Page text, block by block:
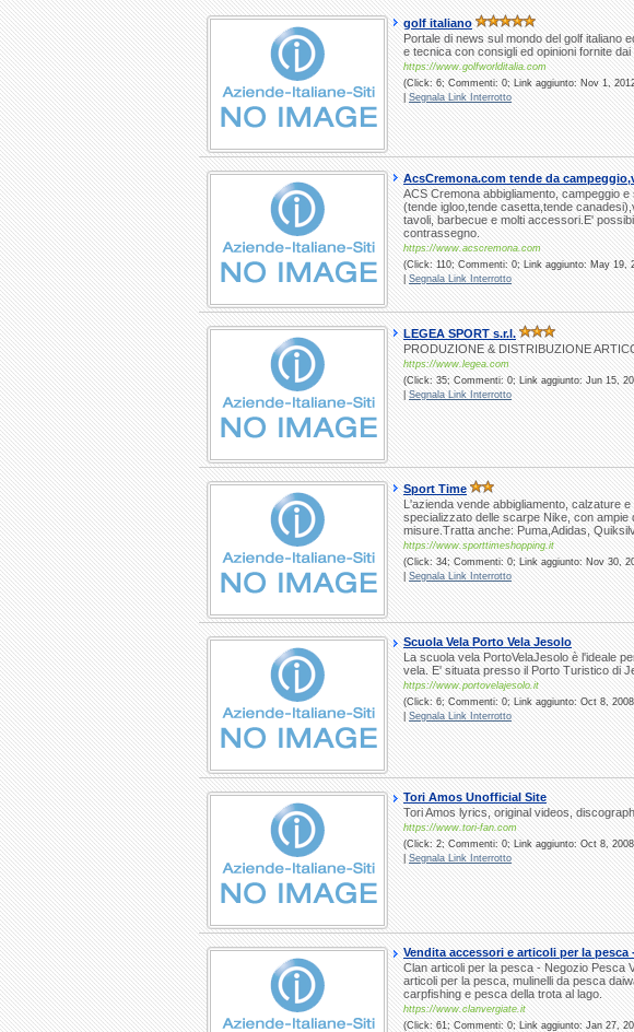
golf italiano
Portale di news sul mondo del golf italiano
e tecnica con consigli ed opinioni fornite
https://www.golfworlditalia.com
(Click: 6; Commenti: 0; Link aggiunto: Nov 1,
|Segnala Link Interrotto
AcsCremona.com tende da
ACS Cremona abbigliamento, campeggio
(tende igloo,tende casetta,tende
tavoli, barbecue e molti accessori.E'
contrassegno.
https://www.acscremona.com
(Click: 110; Commenti: 0; Link aggiunto: May 19,
|Segnala Link Interrotto
LEGEA SPORT s.r.l.
PRODUZIONE & DISTRIBUZIONE
https://www.legea.com
(Click: 35; Commenti: 0; Link aggiunto: Jun 15,
|Segnala Link Interrotto
Sport Time
L'azienda vende abbigliamento, calzature
specializzato delle scarpe Nike, con ampie
misure.Tratta anche: Puma,Adidas,
https://www.sporttimeshopping.it
(Click: 34; Commenti: 0; Link aggiunto: Nov 30,
|Segnala Link Interrotto
Scuola Vela Porto Vela Jesolo
La scuola vela PortoVelaJesolo è l'ideale
vela. E' situata presso il Porto Turistico di
https://www.portovelajesolo.it
(Click: 6; Commenti: 0; Link aggiunto: Oct 8,
|Segnala Link Interrotto
Tori Amos Unofficial Site
Tori Amos lyrics, original videos,
https://www.tori-fan.com
(Click: 2; Commenti: 0; Link aggiunto: Oct 8,
|Segnala Link Interrotto
Vendita accessori e articoli per la pesca
Clan articoli per la pesca - Negozio Pesca
articoli per la pesca, mulinelli da pesca
carpfishing e pesca della trota al lago.
https://www.clanvergiate.it
(Click: 61; Commenti: 0; Link aggiunto: Jan 27,